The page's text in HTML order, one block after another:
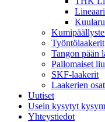
Työntölaakerit
Tangon pään
Pallomaiset
SKF-laakerit
Laakerien osat
Uutiset
Usein kysytyt
Yhteystiedot